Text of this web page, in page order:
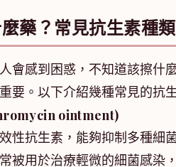
藥？常見抗生素種
會感到困惑，不知道該擦什
要。以下介紹幾種常見的抗
ointment)
性抗生素，能夠抑制多種細
被用於治療輕微的細菌感染